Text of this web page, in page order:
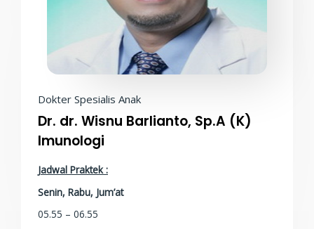
Dokter Spesialis Anak
Dr. dr. Wisnu Barlianto, Sp.A (K)
Imunologi
Jadwal Praktek :
Senin, Rabu, Jum’at
05.55 – 06.55